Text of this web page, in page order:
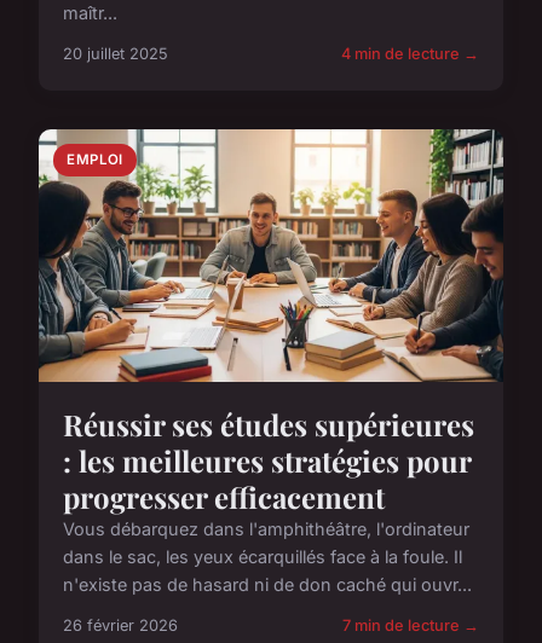
maîtr...
20 juillet 2025 4 min de lecture →
EMPLOI
Réussir ses études supérieures
: les meilleures stratégies pour
progresser efficacement
Vous débarquez dans l'amphithéâtre, l'ordinateur
dans le sac, les yeux écarquillés face à la foule. Il
n'existe pas de hasard ni de don caché qui ouvr...
26 février 2026 7 min de lecture →